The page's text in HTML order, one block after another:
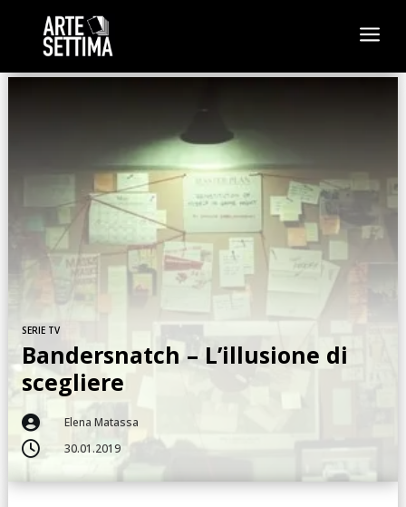
a
SERIE TV
Bandersnatch – L’illusione di
scegliere
 Elena Matassa
 30.01.2019